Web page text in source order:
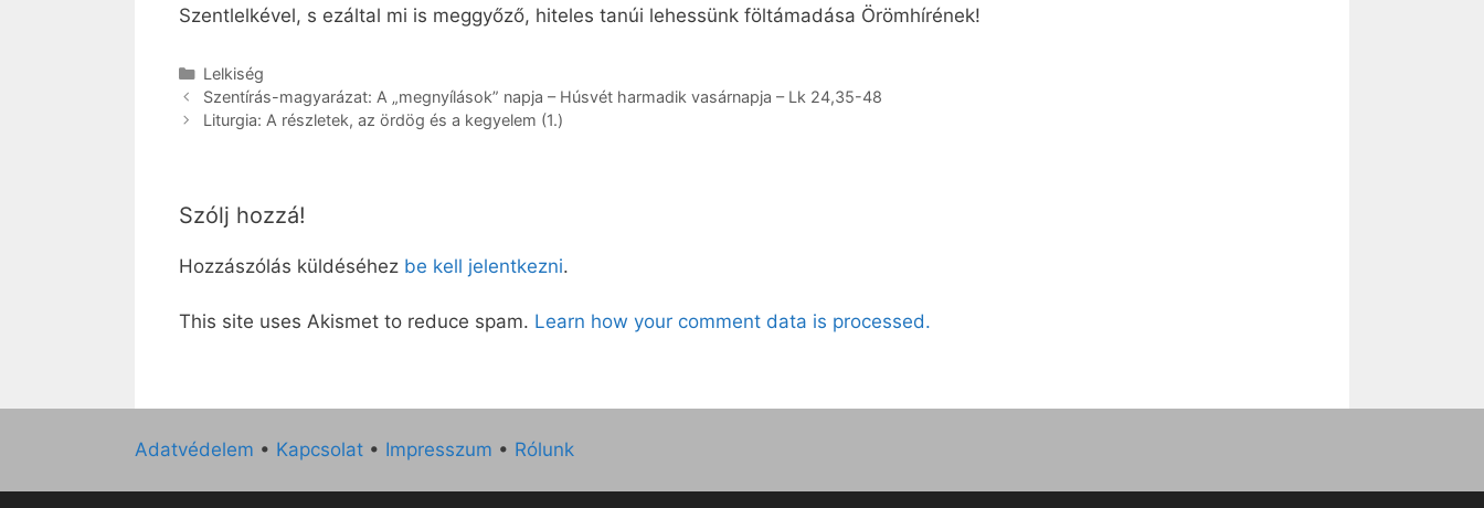
Szentlelkével, s ezáltal mi is meggyőző, hiteles tanúi lehessünk föltámadása Örömhírének!
Kategória
Lelkiség
Szentírás-magyarázat: A „megnyílások” napja – Húsvét harmadik vasárnapja – Lk 24,35-48
Liturgia: A részletek, az ördög és a kegyelem (1.)
Szólj hozzá!
Hozzászólás küldéséhez be kell jelentkezni.
This site uses Akismet to reduce spam. Learn how your comment data is processed.
Adatvédelem • Kapcsolat • Impresszum • Rólunk